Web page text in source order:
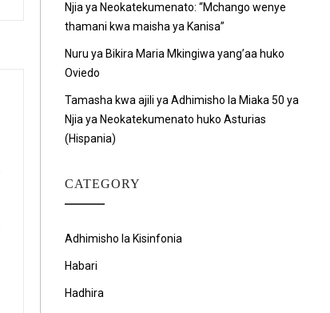
Njia ya Neokatekumenato: “Mchango wenye
thamani kwa maisha ya Kanisa”
Nuru ya Bikira Maria Mkingiwa yang’aa huko
Oviedo
Tamasha kwa ajili ya Adhimisho la Miaka 50 ya
Njia ya Neokatekumenato huko Asturias
(Hispania)
CATEGORY
Adhimisho la Kisinfonia
Habari
Hadhira